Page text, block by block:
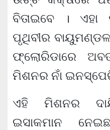
ବିତାଇବେ । ଏହା
ପୃଥିବୀର
ଫ୍ଲୋରିଡାରେ
ମିଶନର ନାଁ
ଏହି ମିଶନର
ଇସାକମାନ